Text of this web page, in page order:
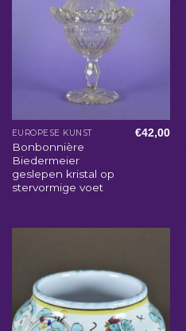
EUROPESE KUNST
Bonbonnière
Biedermeier
geslepen kristal op
stervormige voet
€42,00